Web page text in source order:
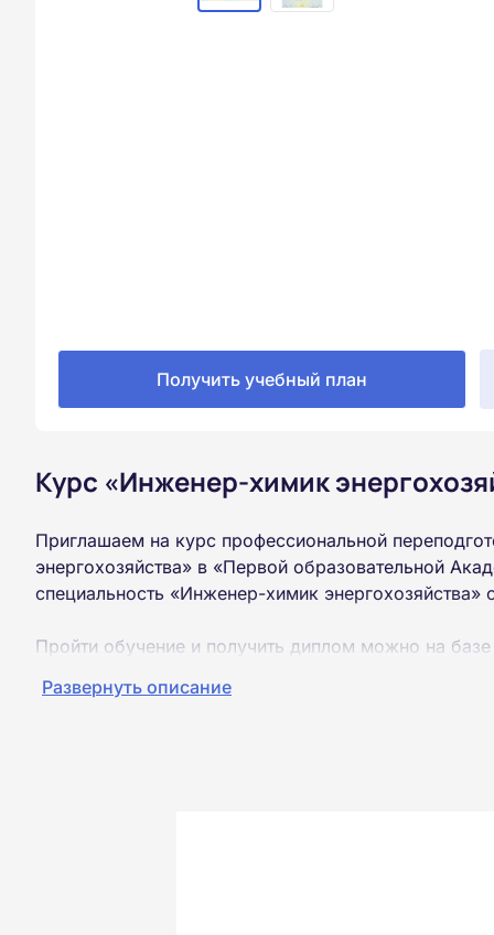
Получить учебный план
Курс «Инженер-химик
Приглашаем на курс профессиональной
энергохозяйства» в «Первой образовательной
специальность «Инженер-химик энергохозяйства»
Пройти обучение и получить диплом можно на
Развернуть описание